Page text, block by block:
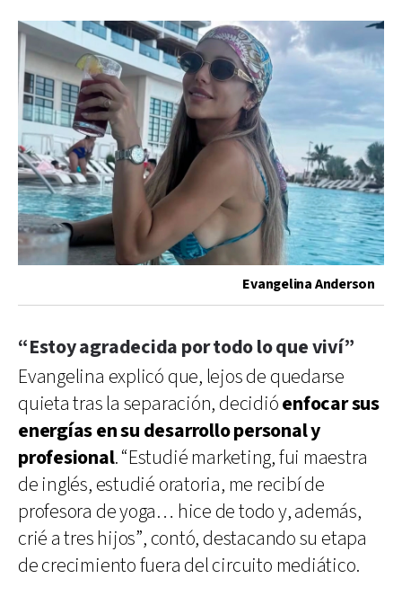
Evangelina Anderson
“Estoy agradecida por todo lo que viví”
Evangelina explicó que, lejos de quedarse
quieta tras la separación, decidióenfocar sus
energías en su desarrollo personal y
profesional. “Estudié marketing, fui maestra
de inglés, estudié oratoria, me recibí de
profesora de yoga… hice de todo y, además,
crié a tres hijos”, contó, destacando su etapa
de crecimiento fuera del circuito mediático.